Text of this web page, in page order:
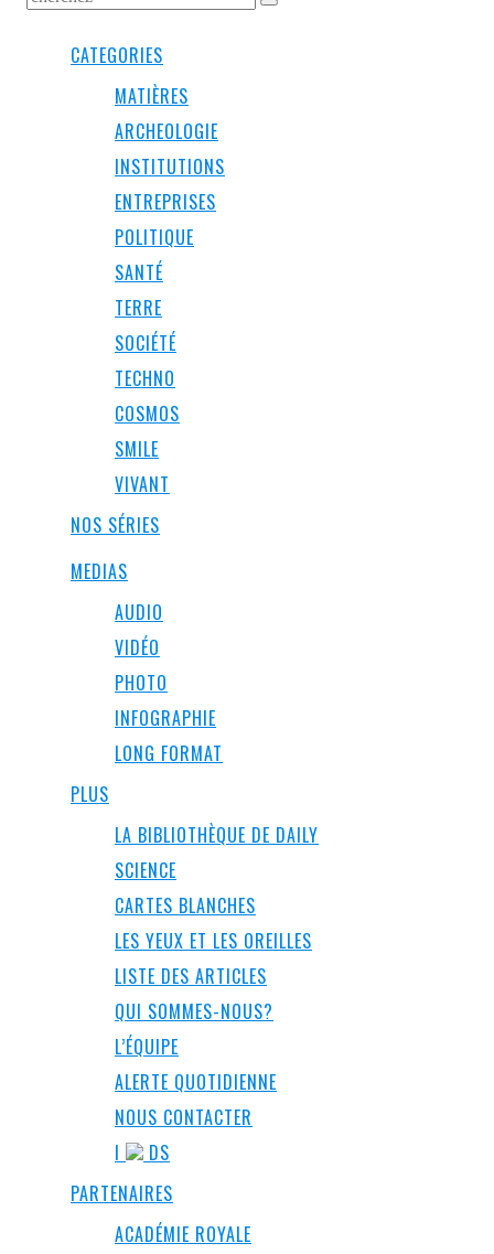
CATEGORIES
MATIÈRES
ARCHEOLOGIE
INSTITUTIONS
ENTREPRISES
POLITIQUE
SANTÉ
TERRE
SOCIÉTÉ
TECHNO
COSMOS
SMILE
VIVANT
NOS SÉRIES
MEDIAS
AUDIO
VIDÉO
PHOTO
INFOGRAPHIE
LONG FORMAT
PLUS
LA BIBLIOTHÈQUE DE DAILY
SCIENCE
CARTES BLANCHES
LES YEUX ET LES OREILLES
LISTE DES ARTICLES
QUI SOMMES-NOUS?
L’ÉQUIPE
ALERTE QUOTIDIENNE
NOUS CONTACTER
I
DS
PARTENAIRES
ACADÉMIE ROYALE